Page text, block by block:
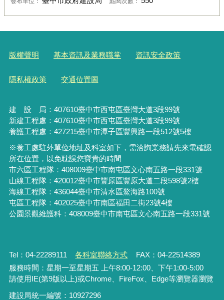
版權聲明 基本資訊及業務職掌 資訊安全政策
隱私權政策 交通位置圖
建 設 局： 407610臺中市西屯區臺灣大道3段99號
新建工程處：407610臺中市西屯區臺灣大道3段99號
養護工程處：427215臺中市潭子區豐興路一段512號5樓
※養工處駐外單位地址及科室如下，需洽詢業務請先來電確認
所在位置，以免耽誤您寶貴的時間
市六區工程隊：408009臺中市南屯區文心南五路一段331號
山線工程隊：420012臺中市豐原區豐原大道二段598號2樓
海線工程隊：436044臺中市清水區鰲海路100號
屯區工程隊：402025臺中市南區福田二街23號4樓
公園景觀維護科：408009臺中市南屯區文心南五路一段331號
Tel：04-22289111 各科室聯絡方式
FAX：04-22514389
服務時間：星期一至星期五 上午8:00-12:00、下午1:00-5:00
請使用IE(第9版以上)或Chrome、FireFox、Edge等瀏覽器瀏覽
建設局統一編號：10927296